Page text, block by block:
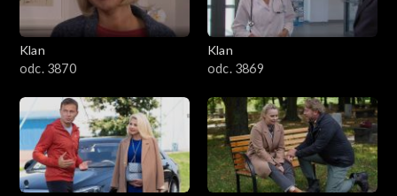
Klan
odc. 3870
Klan
odc. 3869